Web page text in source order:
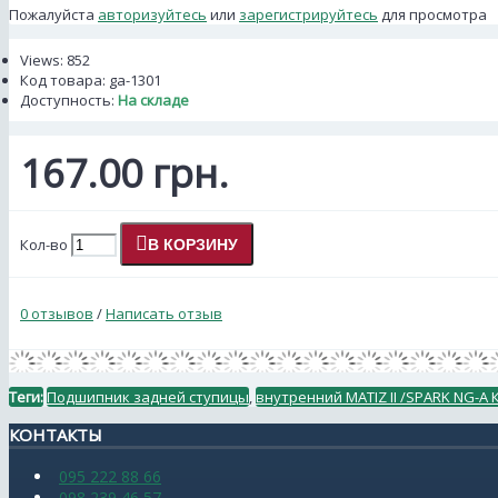
Пожалуйста авторизуйтесь или зарегистрируйтесь для просмотра
Views: 852
Код товара: ga-1301
Доступность: На складе
167.00 грн.
Кол-во В КОРЗИНУ
0 отзывов /Написать отзыв
Теги:Подшипник задней ступицы,внутренний MATIZ II /SPARK NG-A
КОНТАКТЫ
095 222 88 66